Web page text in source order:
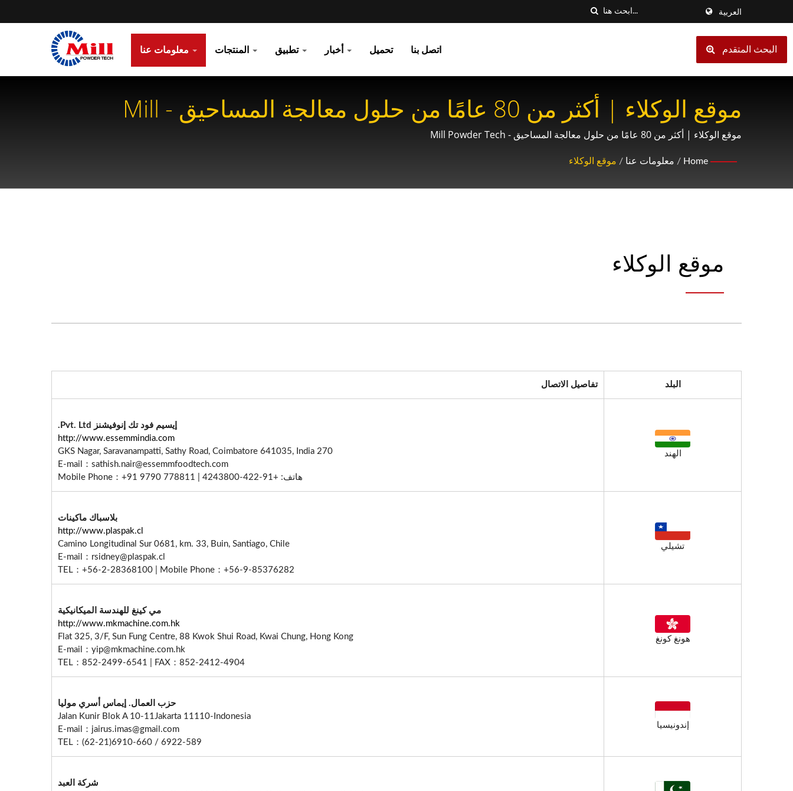
العربية
تطبيق تحميل اتصل بنا البحث المتقدم
موقع الوكلاء | أكثر من 80 عامًا من حلول معالجة المساحيق - Mill
Powder Tech
موقع الوكلاء | أكثر من 80 عامًا من حلول معالجة المساحيق - Mill Powder Tech
Home
/ معلومات عنا / موقع الوكلاء
موقع الوكلاء
البلد تفاصيل الاتصال
الهند
إيسيم فود تك إنوفيشنز Pvt. Ltd.
http://www.essemmindia.com
270 GKS Nagar, Saravanampatti, Sathy Road, Coimbatore 641035, India
E-mail：sathish.nair@essemmfoodtech.com
هاتف: +91-422-4243800
تشيلي
بلاسباك ماكينات
http://www.plaspak.cl
Camino Longitudinal Sur 0681, km. 33, Buin, Santiago, Chile
E-mail：rsidney@plaspak.cl
TEL：+56-2-28368100 | Mobile Phone：+56-9-85376282
هونغ كونغ
مي كينغ للهندسة الميكانيكية
http://www.mkmachine.com.hk
Flat 325, 3/F, Sun Fung Centre, 88 Kwok Shui Road, Kwai Chung, Hong Kong
E-mail：yip@mkmachine.com.hk
TEL：852-2499-6541 | FAX：852-2412-4904
إندونيسيا
حزب العمال. إيماس أسري موليا
Jalan Kunir Blok A 10-11Jakarta 11110-Indonesia
E-mail：jairus.imas@gmail.com
TEL：(62-21)6910-660 / 6922-589
شركة العبد